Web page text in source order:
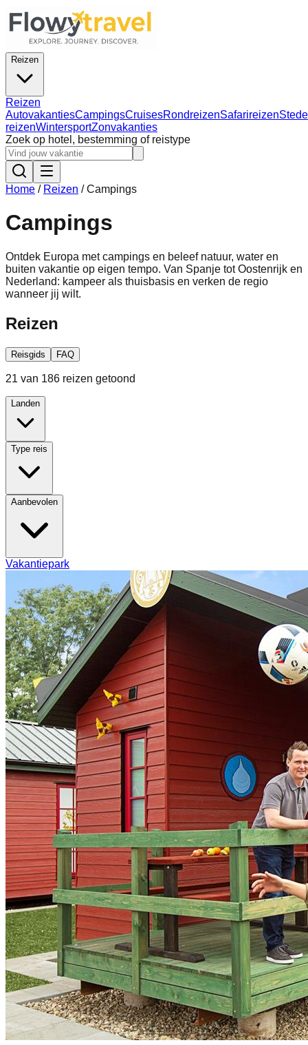
Reizen
Reizen
AutovakantiesCampingsCruisesRondreizenSafarireizen
reizenWintersportZonvakanties
Zoek op hotel, bestemming of reistype
Home / Reizen /Campings
Campings
Ontdek Europa met campings en beleef natuur, water en
buiten vakantie op eigen tempo. Van Spanje tot Oostenrijk en
Nederland: kampeer als thuisbasis en verken de regio
wanneer jij wilt.
Reizen
Reisgids FAQ
21 van 186 reizen getoond
Landen
Type reis
Aanbevolen
Vakantiepark